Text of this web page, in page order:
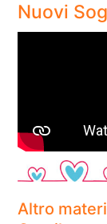
Nuovi
Altro